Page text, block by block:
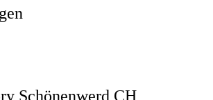
Schönenwerd CH